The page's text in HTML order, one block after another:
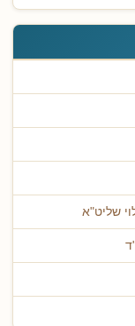
שליט"א